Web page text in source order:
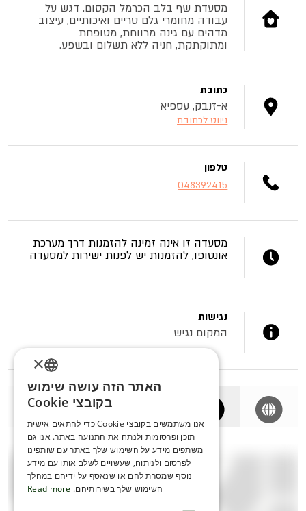
מסעדת שף בלב הכרמל הקסום. דגש על
עבודה מחומרי גלם טריים ואיכותיים, עיצוב
מדהים עם גינה מרווחת, מטופחת
ומתוקתקת, חניה ללא תשלום ובשפע.
כתובת
א-זנבק, עספיא
ניווט לכתובת
טלפון
048392415
מסעדה זו אינה זמינה להזמנות דרך מערכת
אונטופו, להזמנות יש לפנות ישירות למסעדה
נגישות
המקום נגיש
ENGLISH
SERBIA
HEBREW
RUSSIAN
×
האתר הזה עושה שימוש
בקובצי Cookie
אנו משתמשים בקובצי Cookie כדי להתאים אישית
תוכן ופרסומות ולנתח את התנועה באתר. אנו גם
משתפים מידע על השימוש שלך באתר עם שותפינו
לפרסום ולניתוח, שעשויים לשלב אותו עם מידע
נוסף שמסרת להם או שנאסף על ידיהם במהלך
השימוש שלך בשירותיהם. Read more